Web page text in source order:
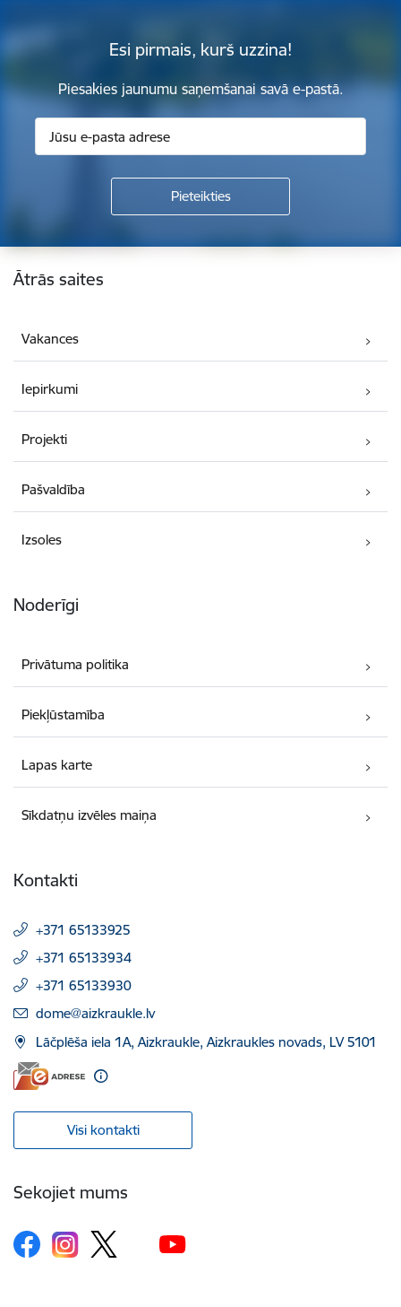
Esi pirmais, kurš uzzina!
Piesakies jaunumu saņemšanai savā e-pastā.
Kājene
Ātrās saites
Vakances
Iepirkumi
Projekti
Pašvaldība
Izsoles
Noderīgi
Privātuma politika
Piekļūstamība
Lapas karte
Sīkdatņu izvēles maiņa
Kontakti
+371 65133925
+371 65133934
+371 65133930
E-pasts:
dome@aizkraukle.lv
Lāčplēša iela 1A, Aizkraukle, Aizkraukles novads, LV 5101
Visi kontakti
Sekojiet mums